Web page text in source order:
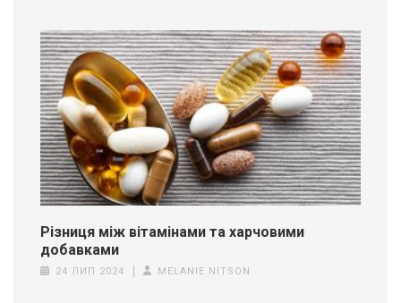
Різниця між вітамінами та харчовими
добавками
24 ЛИП 2024 MELANIE NITSON